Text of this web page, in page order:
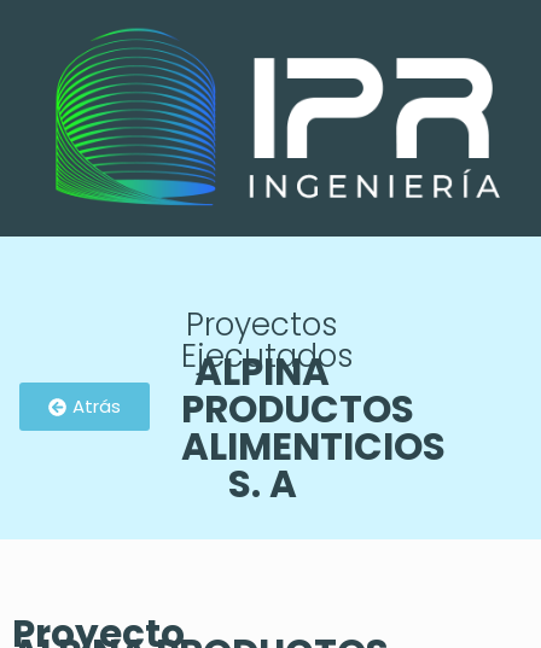
Atrás
Proyectos
Ejecutados
ALPINA
PRODUCTOS
ALIMENTICIOS
S. A
Proyecto